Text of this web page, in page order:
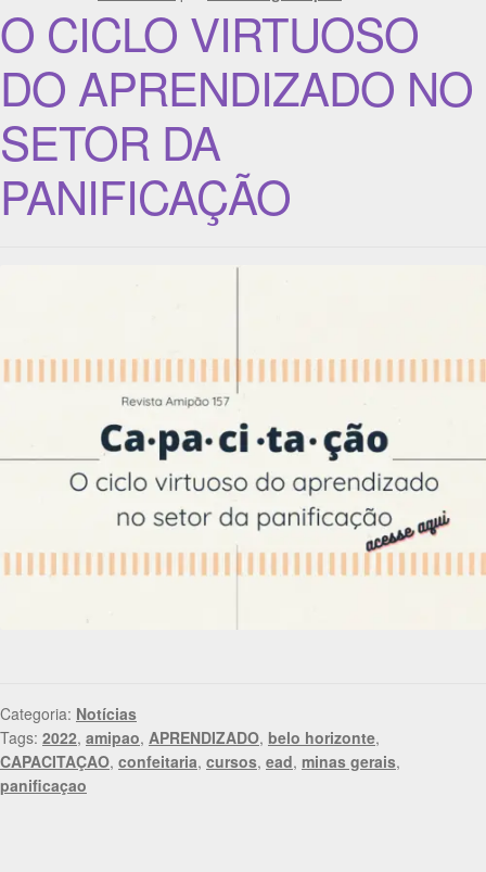
O CICLO VIRTUOSO
DO APRENDIZADO NO
SETOR DA
PANIFICAÇÃO
Categoria: Notícias
Tags: 2022, amipao, APRENDIZADO, belo horizonte,
CAPACITAÇAO, confeitaria, cursos, ead, minas gerais,
panificaçao